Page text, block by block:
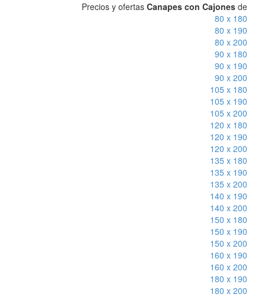
Precios y ofertas Canapes con Cajones de
80 x 180
80 x 190
80 x 200
90 x 180
90 x 190
90 x 200
105 x 180
105 x 190
105 x 200
120 x 180
120 x 190
120 x 200
135 x 180
135 x 190
135 x 200
140 x 190
140 x 200
150 x 180
150 x 190
150 x 200
160 x 190
160 x 200
180 x 190
180 x 200